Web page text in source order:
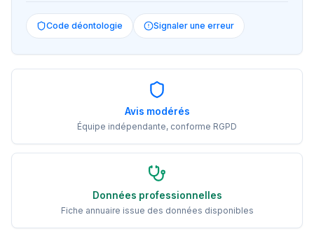
Code déontologie Signaler une erreur
Avis modérés
Équipe indépendante, conforme RGPD
Données professionnelles
Fiche annuaire issue des données disponibles